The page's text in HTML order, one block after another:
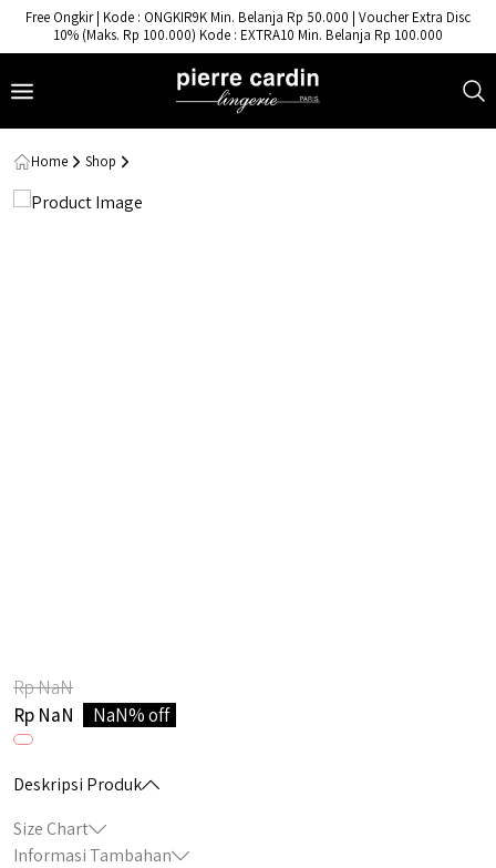
Free Ongkir | Kode : ONGKIR9K Min. Belanja Rp 50.000 | Voucher Extra Disc
10% (Maks. Rp 100.000) Kode : EXTRA10 Min. Belanja Rp 100.000
Home Shop
Rp NaN
Rp NaN
NaN% off
Deskripsi Produk
Size Chart
Informasi Tambahan
- Pierre Cardin Lingerie